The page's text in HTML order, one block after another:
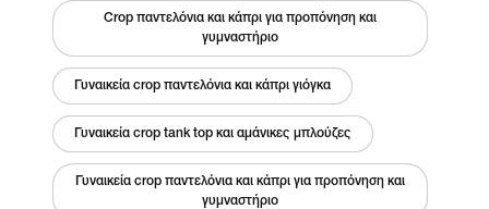
Crop παντελόνια και κάπρι για προπόνηση και
γυμναστήριο
Γυναικεία crop παντελόνια και κάπρι γιόγκα
Γυναικεία crop tank top και αμάνικες μπλούζες
Γυναικεία crop παντελόνια και κάπρι για προπόνηση και
γυμναστήριο